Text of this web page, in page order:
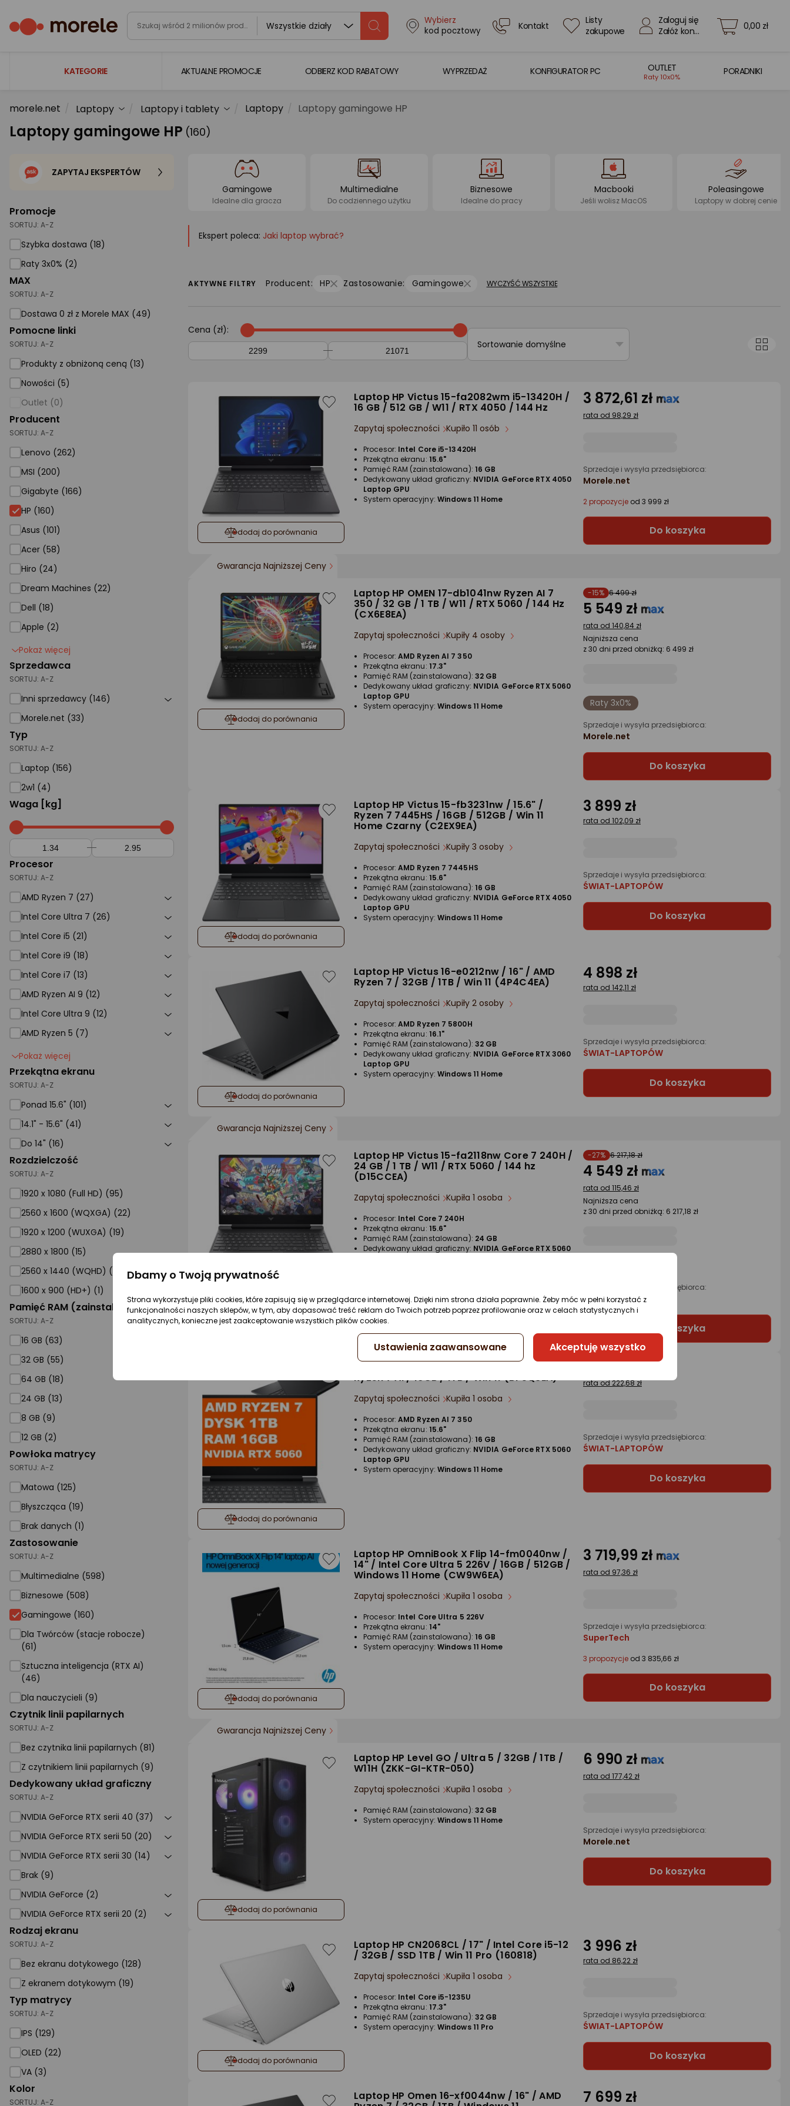
Wszystkie działy
Wybierz
kod pocztowy
Kontakt
Listy
zakupowe
Zaloguj się
Załóż konto
0,00 zł
KATEGORIE
Laptopy
Komputery
Gaming
Telewizory i audio
Foto i kamery
AGD duże
AGD małe
Biuro i firma
Sport i turystyka
Zabawki i dziecko
Supermarket
Strefa marek
AKTUALNE PROMOCJE ODBIERZ KOD RABATOWY WYPRZEDAŻ KONFIGURATOR PC OUTLET
Raty 10x0%
PORADNIKI
morele.net Laptopy Laptopy i tablety Laptopy Laptopy gamingowe HP
Laptopy gamingowe HP (160)
Promocje
SORTUJ: A-Z
Szybka dostawa (18)
Raty 3x0% (2)
MAX
SORTUJ: A-Z
Dostawa 0 zł z Morele MAX (49)
Pomocne linki
SORTUJ: A-Z
Produkty z obniżoną ceną (13)
Nowości (5)
Outlet (0)
Producent
SORTUJ: A-Z
Lenovo (262)
MSI (200)
Gigabyte (166)
HP HP (160)
Asus (101)
Acer (58)
Hiro (24)
Dream Machines (22)
Dell (18)
Apple (2)
Pokaż więcej
Sprzedawca
SORTUJ: A-Z
Inni sprzedawcy (146)
Morele.net (33)
Typ
SORTUJ: A-Z
Laptop (156)
2w1 (4)
Waga [kg]
Procesor
SORTUJ: A-Z
AMD Ryzen 7 (27)
Intel Core Ultra 7 (26)
Intel Core i5 (21)
Intel Core i9 (18)
Intel Core i7 (13)
AMD Ryzen AI 9 (12)
Intel Core Ultra 9 (12)
AMD Ryzen 5 (7)
Pokaż więcej
Przekątna ekranu
SORTUJ: A-Z
Ponad 15.6" (101)
14.1" - 15.6" (41)
Do 14" (16)
Rozdzielczość
SORTUJ: A-Z
1920 x 1080 (Full HD) (95)
2560 x 1600 (WQXGA) (22)
1920 x 1200 (WUXGA) (19)
2880 x 1800 (15)
2560 x 1440 (WQHD) (3)
1600 x 900 (HD+) (1)
Pamięć RAM (zainstalowana)
SORTUJ: A-Z
16 GB (63)
32 GB (55)
64 GB (18)
24 GB (13)
8 GB (9)
12 GB (2)
Powłoka matrycy
SORTUJ: A-Z
Matowa (125)
Błyszcząca (19)
Brak danych (1)
Zastosowanie
SORTUJ: A-Z
Multimedialne (598)
Biznesowe (508)
Gamingowe
Gamingowe (160)
Dla Twórców (stacje robocze)
(61)
Sztuczna inteligencja (RTX AI)
(46)
Dla nauczycieli (9)
Czytnik linii papilarnych
SORTUJ: A-Z
Bez czytnika linii papilarnych (81)
Z czytnikiem linii papilarnych (9)
Dedykowany układ graficzny
SORTUJ: A-Z
NVIDIA GeForce RTX serii 40 (37)
NVIDIA GeForce RTX serii 50 (20)
NVIDIA GeForce RTX serii 30 (14)
Brak (9)
NVIDIA GeForce (2)
NVIDIA GeForce RTX serii 20 (2)
Rodzaj ekranu
SORTUJ: A-Z
Bez ekranu dotykowego (128)
Z ekranem dotykowym (19)
Typ matrycy
SORTUJ: A-Z
IPS (129)
OLED (22)
VA (3)
Kolor
SORTUJ: A-Z
ZAPYTAJ EKSPERTÓW
Gamingowe
Idealne dla gracza
Multimedialne
Do codziennego użytku
Biznesowe
Idealne do pracy
Macbooki
Jeśli wolisz MacOS
Poleasingowe
Laptopy w dobrej cenie
Ekspert poleca: Jaki laptop wybrać?
AKTYWNE FILTRY Producent: HP Zastosowanie: Gamingowe WYCZYŚĆ WSZYSTKIE
Cena (zł):
Sortowanie domyślne
dodaj do porównania
Laptop HP Victus 15-fa2082wm i5-13420H /
16 GB / 512 GB / W11 / RTX 4050 / 144 Hz
Zapytaj społeczności Kupiło 11 osób
Procesor: Intel Core i5-13420H
Przekątna ekranu: 15.6"
Pamięć RAM (zainstalowana): 16 GB
Dedykowany układ graficzny: NVIDIA GeForce RTX 4050
Laptop GPU
System operacyjny: Windows 11 Home
3 872,61 zł
rata od 98,29 zł
Sprzedaje i wysyła przedsiębiorca:
Morele.net
2 propozycje od 3 999 zł
Do koszyka
Gwarancja Najniższej Ceny
dodaj do porównania
Laptop HP OMEN 17-db1041nw Ryzen AI 7
350 / 32 GB / 1 TB / W11 / RTX 5060 / 144 Hz
(CX6E8EA)
Zapytaj społeczności Kupiły 4 osoby
Procesor: AMD Ryzen AI 7 350
Przekątna ekranu: 17.3"
Pamięć RAM (zainstalowana): 32 GB
Dedykowany układ graficzny: NVIDIA GeForce RTX 5060
Laptop GPU
System operacyjny: Windows 11 Home
-15% 6 499 zł
5 549 zł
rata od 140,84 zł
Najniższa cena
z 30 dni przed obniżką: 6 499 zł
Raty 3x0%
Sprzedaje i wysyła przedsiębiorca:
Morele.net
Do koszyka
dodaj do porównania
Laptop HP Victus 15-fb3231nw / 15.6" /
Ryzen 7 7445HS / 16GB / 512GB / Win 11
Home Czarny (C2EX9EA)
Zapytaj społeczności Kupiły 3 osoby
Procesor: AMD Ryzen 7 7445HS
Przekątna ekranu: 15.6"
Pamięć RAM (zainstalowana): 16 GB
Dedykowany układ graficzny: NVIDIA GeForce RTX 4050
Laptop GPU
System operacyjny: Windows 11 Home
3 899 zł
rata od 102,09 zł
Sprzedaje i wysyła przedsiębiorca:
ŚWIAT-LAPTOPÓW
Do koszyka
dodaj do porównania
Laptop HP Victus 16-e0212nw / 16" / AMD
Ryzen 7 / 32GB / 1TB / Win 11 (4P4C4EA)
Zapytaj społeczności Kupiły 2 osoby
Procesor: AMD Ryzen 7 5800H
Przekątna ekranu: 16.1"
Pamięć RAM (zainstalowana): 32 GB
Dedykowany układ graficzny: NVIDIA GeForce RTX 3060
Laptop GPU
System operacyjny: Windows 11 Home
4 898 zł
rata od 142,11 zł
Sprzedaje i wysyła przedsiębiorca:
ŚWIAT-LAPTOPÓW
Do koszyka
Gwarancja Najniższej Ceny
Laptop HP Victus 15-fa2118nw Core 7 240H /
24 GB / 1 TB / W11 / RTX 5060 / 144 hz
(D15CCEA)
Zapytaj społeczności Kupiła 1 osoba
Procesor: Intel Core 7 240H
Przekątna ekranu: 15.6"
Pamięć RAM (zainstalowana): 24 GB
Dedykowany układ graficzny: NVIDIA GeForce RTX 5060
-27% 6 217,18 zł
4 549 zł
rata od 115,46 zł
Najniższa cena
z 30 dni przed obniżką: 6 217,18 zł
Sprzedaje i wysyła przedsiębiorca:
Morele.net
Do koszyka
dodaj do porównania
Ryzen 7 AI / 16GB / 1TB / Win 11 (BP5Q3EA)
Zapytaj społeczności Kupiła 1 osoba
Procesor: AMD Ryzen AI 7 350
Przekątna ekranu: 15.6"
Pamięć RAM (zainstalowana): 16 GB
Dedykowany układ graficzny: NVIDIA GeForce RTX 5060
Laptop GPU
System operacyjny: Windows 11 Home
5 799 zł
rata od 222,68 zł
Sprzedaje i wysyła przedsiębiorca:
ŚWIAT-LAPTOPÓW
Do koszyka
dodaj do porównania
Laptop HP OmniBook X Flip 14-fm0040nw /
14" / Intel Core Ultra 5 226V / 16GB / 512GB /
Windows 11 Home (CW9W6EA)
Zapytaj społeczności Kupiła 1 osoba
Procesor: Intel Core Ultra 5 226V
Przekątna ekranu: 14"
Pamięć RAM (zainstalowana): 16 GB
System operacyjny: Windows 11 Home
3 719,99 zł
rata od 97,36 zł
Sprzedaje i wysyła przedsiębiorca:
SuperTech
3 propozycje od 3 835,66 zł
Do koszyka
Gwarancja Najniższej Ceny
dodaj do porównania
Laptop HP Level GO / Ultra 5 / 32GB / 1TB /
W11H (ZKK-GI-KTR-050)
Zapytaj społeczności Kupiła 1 osoba
Pamięć RAM (zainstalowana): 32 GB
System operacyjny: Windows 11 Home
6 990 zł
rata od 177,42 zł
Sprzedaje i wysyła przedsiębiorca:
Morele.net
Do koszyka
dodaj do porównania
Laptop HP CN2068CL / 17" / Intel Core i5-12
/ 32GB / SSD 1TB / Win 11 Pro (160818)
Zapytaj społeczności Kupiła 1 osoba
Procesor: Intel Core i5-1235U
Przekątna ekranu: 17.3"
Pamięć RAM (zainstalowana): 32 GB
System operacyjny: Windows 11 Pro
3 996 zł
rata od 86,22 zł
Sprzedaje i wysyła przedsiębiorca:
ŚWIAT-LAPTOPÓW
Do koszyka
Laptop HP Omen 16-xf0044nw / 16" / AMD 7 699 zł
Dbamy o Twoją prywatność
Strona wykorzystuje pliki cookies, które zapisują się w przeglądarce internetowej. Dzięki nim strona działa poprawnie. Żeby móc w pełni korzystać z
funkcjonalności naszych sklepów, w tym, aby dopasować treść reklam do Twoich potrzeb poprzez profilowanie oraz w celach statystycznych i
analitycznych, konieczne jest zaakceptowanie wszystkich plików cookies.
Ustawienia zaawansowane Akceptuję wszystko